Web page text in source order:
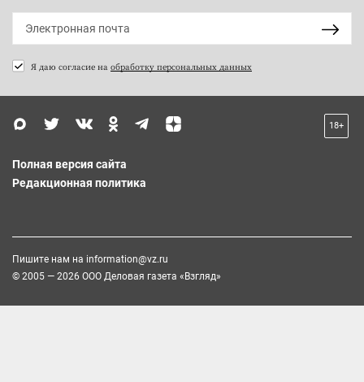
Я даю согласие на обработку персональных данных
18+
Полная версия сайта
Редакционная политика
Пишите нам на information@vz.ru
© 2005 — 2026 ООО Деловая газета «Взгляд»